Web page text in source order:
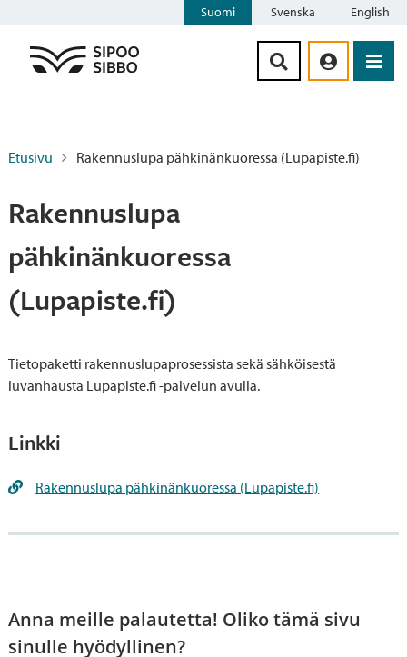
Suomi Svenska English
Etusivu Rakennuslupa pähkinänkuoressa (Lupapiste.fi)
Rakennuslupa
pähkinänkuoressa
(Lupapiste.fi)
Tietopaketti rakennuslupaprosessista sekä sähköisestä
luvanhausta Lupapiste.fi -palvelun avulla.
Linkki
Rakennuslupa pähkinänkuoressa (Lupapiste.fi)
Anna meille palautetta! Oliko tämä sivu
sinulle hyödyllinen?